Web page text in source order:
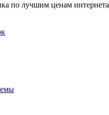
по лучшим ценам интернета